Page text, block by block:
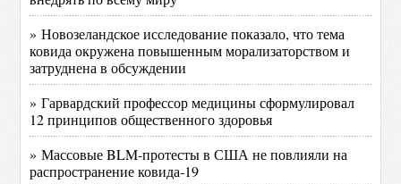
» Новозеландское исследование показало, что тема
ковида окружена повышенным морализаторством и
затруднена в обсуждении
» Гарвардский профессор медицины сформулировал
12 принципов общественного здоровья
» Массовые BLM-протесты в США не повлияли на
распространение ковида-19